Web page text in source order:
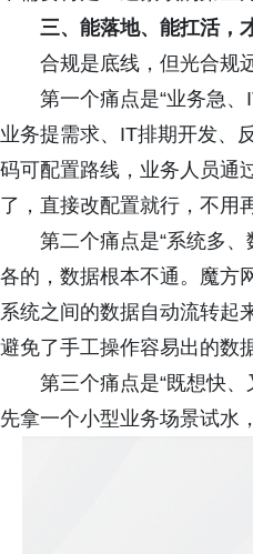
三、能落地、能扛活，
合规是底线，但光合规
第一个痛点是“业务急
业务提需求、IT排期开发、
码可配置路线，业务人员通
了，直接改配置就行，不用
第二个痛点是“系统多
各的，数据根本不通。魔方
系统之间的数据自动流转起
避免了手工操作容易出的数
第三个痛点是“既想快
先拿一个小型业务场景试水